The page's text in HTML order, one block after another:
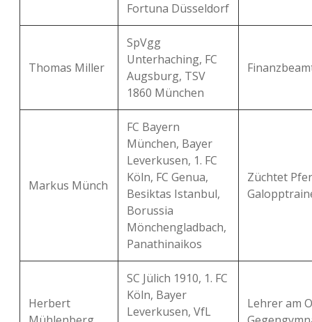
Fortuna Düsseldorf
Thomas Miller
SpVgg
Unterhaching, FC
Augsburg, TSV
1860 München
Markus Münch
FC Bayern
München, Bayer
Leverkusen, 1. FC
Köln, FC Genua,
Besiktas Istanbul,
Borussia
Mönchengladbach,
Panathinaikos
Züchtet
Herbert
SC Jülich 1910, 1. FC
Köln, Bayer
Leverkusen, VfL
Lehrer am